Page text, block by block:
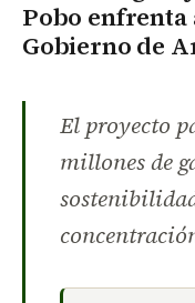
Pobo enfrenta
Gobierno de
El proyecto
millones de